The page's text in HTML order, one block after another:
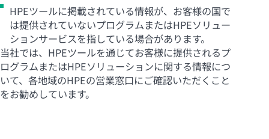
HPEツールに掲載されている情報が、お客様の国で
は提供されていないプログラムまたはHPEソリュー
ションサービスを指している場合があります。
当社では、HPEツールを通じてお客様に提供されるプ
ログラムまたはHPEソリューションに関する情報につ
いて、各地域のHPEの営業窓口にご確認いただくこと
をお勧めしています。